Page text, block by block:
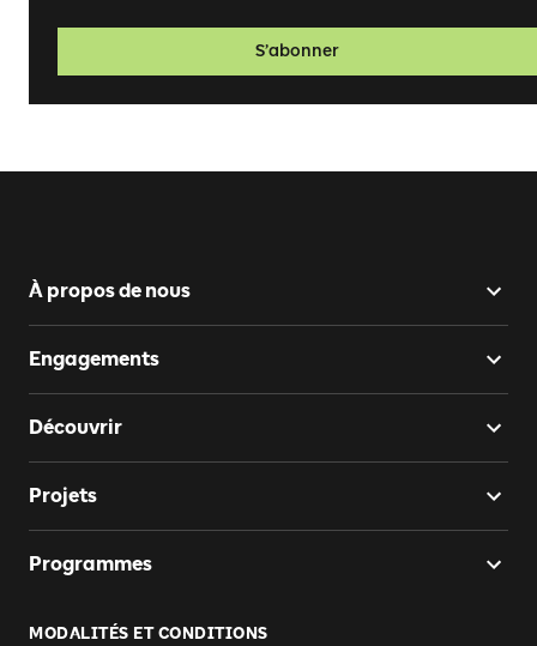
S’abonner
À propos de nous
Engagements
Découvrir
Projets
Programmes
MODALITÉS ET CONDITIONS